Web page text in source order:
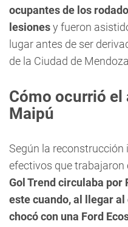
ocupantes de los
lesionesy fueron
lugar antes de ser
de la Ciudad de
Cómo ocurrió
Maipú
Según la reconstrucción
efectivos que trabajaron
Gol Trend circulaba por
este cuando, al llegar
chocó con una Ford